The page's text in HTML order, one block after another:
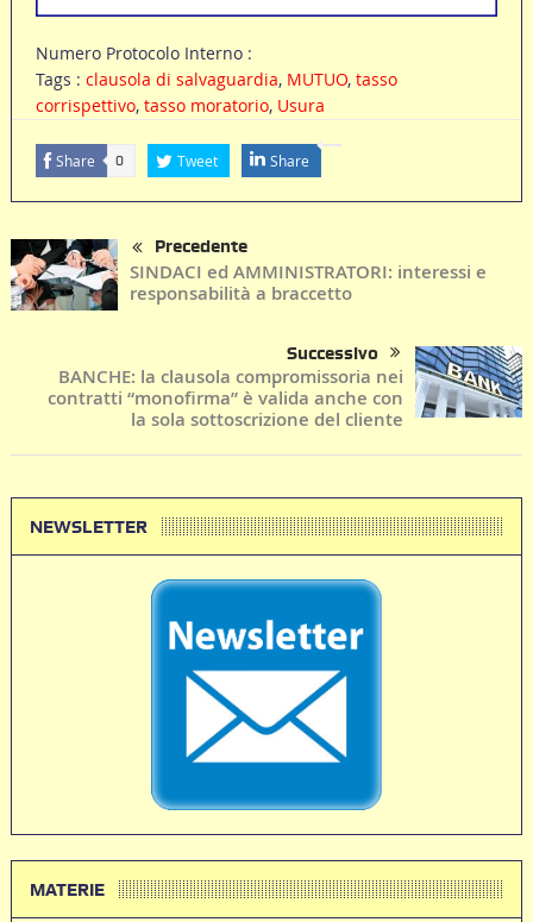
Numero Protocolo Interno :
Tags : clausola di salvaguardia, MUTUO, tasso
corrispettivo, tasso moratorio, Usura
Share 0 Tweet Share
Precedente
SINDACI ed AMMINISTRATORI: interessi e
responsabilità a braccetto
Successivo
BANCHE: la clausola compromissoria nei
contratti “monofirma” è valida anche con
la sola sottoscrizione del cliente
NEWSLETTER
MATERIE